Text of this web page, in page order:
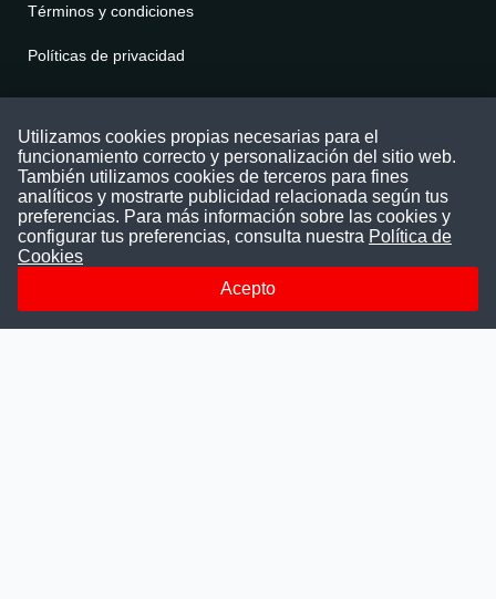
Términos y condiciones
Políticas de privacidad
Puede comunicarse con nosotros a través
nuestras redes sociales o del correo:
contacto@convocatoriasdetrabajo.com
Siguenos en:
Utilizamos cookies propias necesarias para el
funcionamiento correcto y personalización del sitio web.
También utilizamos cookies de terceros para fines
analíticos y mostrarte publicidad relacionada según tus
preferencias. Para más información sobre las cookies y
configurar tus preferencias, consulta nuestra Política de
Cookies
Acepto